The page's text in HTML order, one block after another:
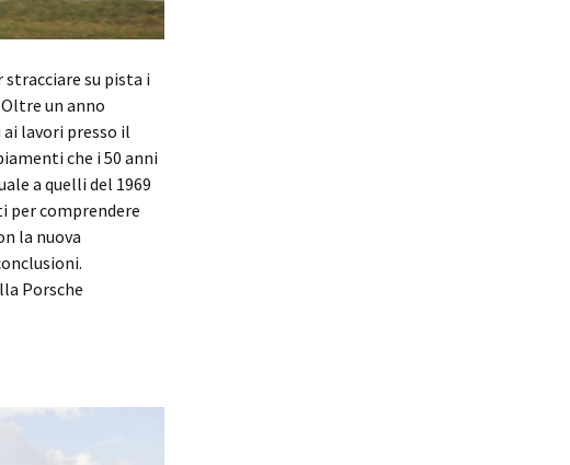
stracciare su pista i
un anno
lavori presso il
che i 50 anni
a quelli del 1969
per comprendere
la nuova
Porsche